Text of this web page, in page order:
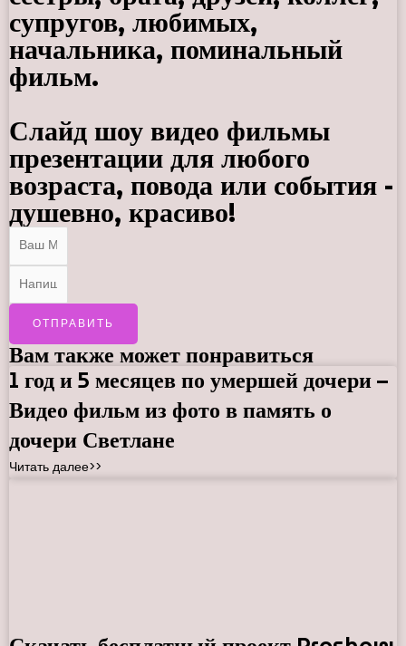
супругов, любимых,
начальника, поминальный
фильм.
Слайд шоу видео фильмы
презентации для любого
возраста, повода или события -
душевно, красиво!
ОТПРАВИТЬ
Вам также может понравиться
1 год и 5 месяцев по умершей дочери –
Видео фильм из фото в память о
дочери Светлане
Читать далее>>